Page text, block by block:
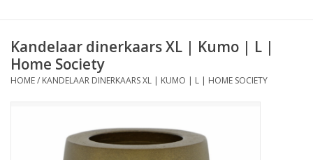
Geurkaarsen
Sfeer voor Buiten
Kandelaar dinerkaars XL | Kumo | L |
Home Society
HOME/ KANDELAAR DINERKAARS XL | KUMO | L | HOME SOCIETY